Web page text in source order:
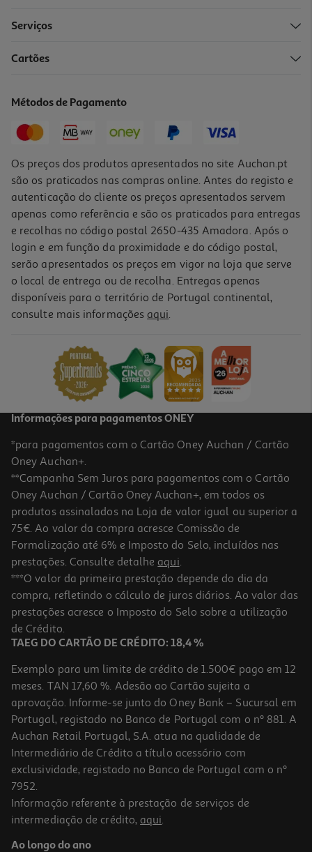
Caixa Em Vidro Quadrada Actuel Hermética Com Válvula 0.72l
Conjunto 4 Caixas Conservação Redondas Auchan Essencial
Plástico 0.5l
2.99 €/un
2,99 €
Caixa Vidro Redonda Actuel Hermética 0.4l
2.49 €/un
Serviços
Cartões
Métodos de Pagamento
Os preços dos produtos apresentados no site Auchan.pt
são os praticados nas compras online. Antes do registo e
autenticação do cliente os preços apresentados servem
apenas como referência e são os praticados para entregas
e recolhas no código postal 2650-435 Amadora. Após o
login e em função da proximidade e do código postal,
serão apresentados os preços em vigor na loja que serve
o local de entrega ou de recolha. Entregas apenas
disponíveis para o território de Portugal continental,
consulte mais informações aqui.
Informações para pagamentos ONEY
*para pagamentos com o Cartão Oney Auchan / Cartão
Oney Auchan+.
**Campanha Sem Juros para pagamentos com o Cartão
Oney Auchan / Cartão Oney Auchan+, em todos os
produtos assinalados na Loja de valor igual ou superior a
75€. Ao valor da compra acresce Comissão de
Formalização até 6% e Imposto do Selo, incluídos nas
prestações. Consulte detalhe aqui.
***O valor da primeira prestação depende do dia da
compra, refletindo o cálculo de juros diários. Ao valor das
prestações acresce o Imposto do Selo sobre a utilização
de Crédito.
TAEG DO CARTÃO DE CRÉDITO: 18,4 %
Exemplo para um limite de crédito de 1.500€ pago em 12
meses. TAN 17,60 %. Adesão ao Cartão sujeita a
aprovação. Informe-se junto do Oney Bank – Sucursal em
Portugal, registado no Banco de Portugal com o nº 881. A
Auchan Retail Portugal, S.A. atua na qualidade de
Intermediário de Crédito a título acessório com
exclusividade, registado no Banco de Portugal com o nº
7952.
Informação referente à prestação de serviços de
intermediação de crédito, aqui.
Ao longo do ano